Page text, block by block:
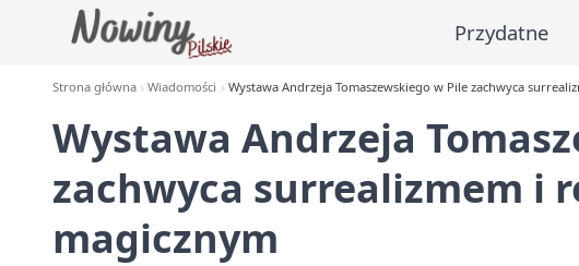
Przydatne
Strona główna Wiadomości Wystawa Andrzeja Tomaszewskiego w Pile zachwyca
Wystawa Andrzeja
zachwyca surrealizmem i
magicznym